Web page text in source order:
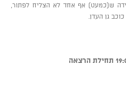
ש(כמעט) אף אחד לא הצליח לפתור,
גן העדן.